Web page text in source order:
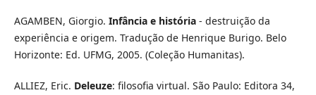
AGAMBEN, Giorgio. Infância e história- destruição da
experiência e origem. Tradução de Henrique Burigo. Belo
Horizonte: Ed. UFMG, 2005. (Coleção Humanitas).
ALLIEZ, Eric. Deleuze: filosofia virtual. São Paulo: Editora 34,